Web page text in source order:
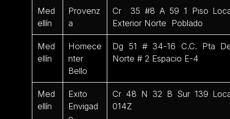
Med
ellín
Provenz
a
Cr 35 #8 A 59 1 Piso
Exterior Norte Poblado
Med
ellín
Homece
nter
Bello
Dg 51 # 34-16 C.C. Pta
Norte # 2 Espacio E-4
Med
ellín
Exito
Envigad
Cr 48 N 32 B Sur 139
014Z